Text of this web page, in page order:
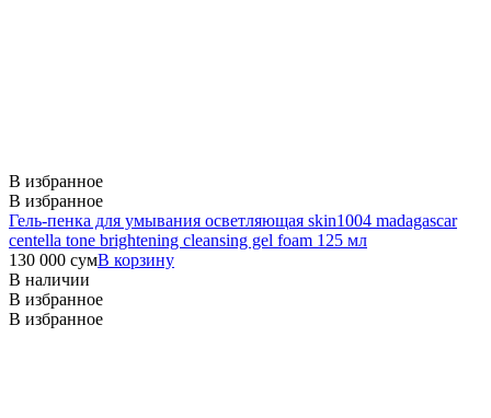
В избранное
В избранное
Гель-пенка для умывания осветляющая skin1004 madagascar
centella tone brightening cleansing gel foam 125 мл
130 000 сумВ корзину
В наличии
В избранное
В избранное